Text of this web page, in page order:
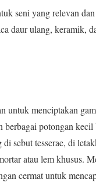
seni yang relevan
daur ulang, keramik,
untuk menciptakan
potongan
sebut tesserae, di
atau lem khusus.
cermat untuk